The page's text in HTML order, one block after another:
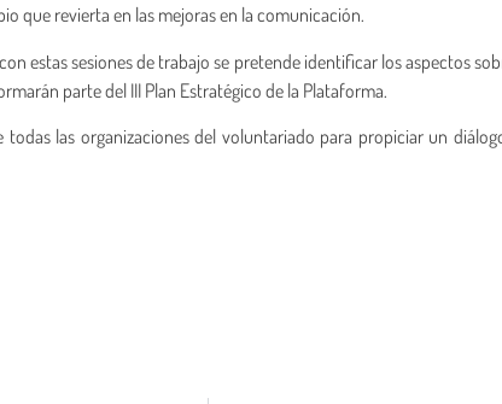
que revierta en las mejoras en la comunicación.
estas sesiones de trabajo se pretende identificar los aspectos
parte del III Plan Estratégico de la Plataforma.
las organizaciones del voluntariado para propiciar un